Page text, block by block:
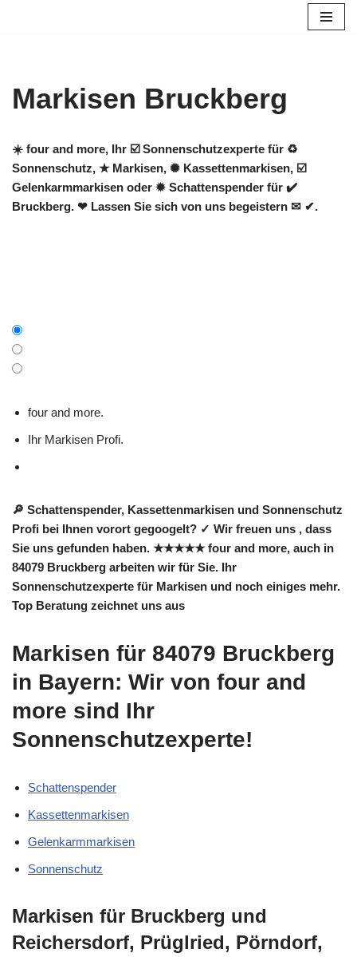
Markisen Bruckberg
☀️ four and more, Ihr ☑️ Sonnenschutzexperte für ♻
Sonnenschutz, ★ Markisen, ✺ Kassettenmarkisen, ☑️
Gelenkarmmarkisen oder ✹ Schattenspender für ✔️
Bruckberg. ❤ Lassen Sie sich von uns begeistern ✉ ✔.
four and more.
Ihr Markisen Profi.
🔎 Schattenspender, Kassettenmarkisen und Sonnenschutz
Profi bei Ihnen vorort gegoogelt? ✓ Wir freuen uns , dass
Sie uns gefunden haben. ★★★★★ four and more, auch in
84079 Bruckberg arbeiten wir für Sie. Ihr
Sonnenschutzexperte für Markisen und noch einiges mehr.
Top Beratung zeichnet uns aus
Markisen für 84079 Bruckberg
in Bayern: Wir von four and
more sind Ihr
Sonnenschutzexperte!
Schattenspender
Kassettenmarkisen
Gelenkarmmarkisen
Sonnenschutz
Markisen für Bruckberg und
Reichersdorf, Prüglried, Pörndorf,